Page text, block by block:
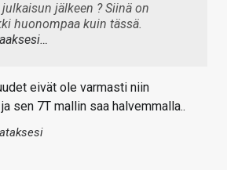
jälkeen ? Siinä on
huonompaa kuin tässä.
eivät ole varmasti niin
sen 7T mallin saa halvemmalla..